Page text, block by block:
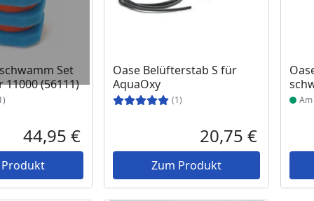
Set
(56111)
Aktueller Preis
44,95 €
Oase Belüfterstab S für
AquaOxy
(1)
Aktueller
20,75 €
Zum Produkt